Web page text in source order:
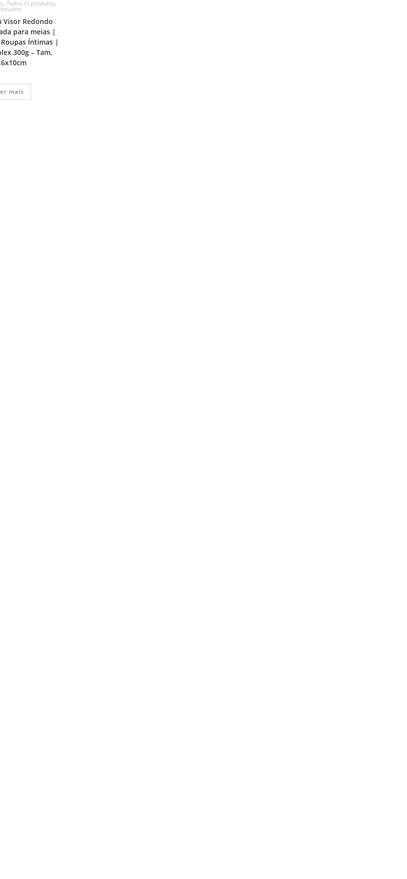
, Todos os produtos,
Visor Redondo
para meias |
Íntimas |
300g – Tam.
mais